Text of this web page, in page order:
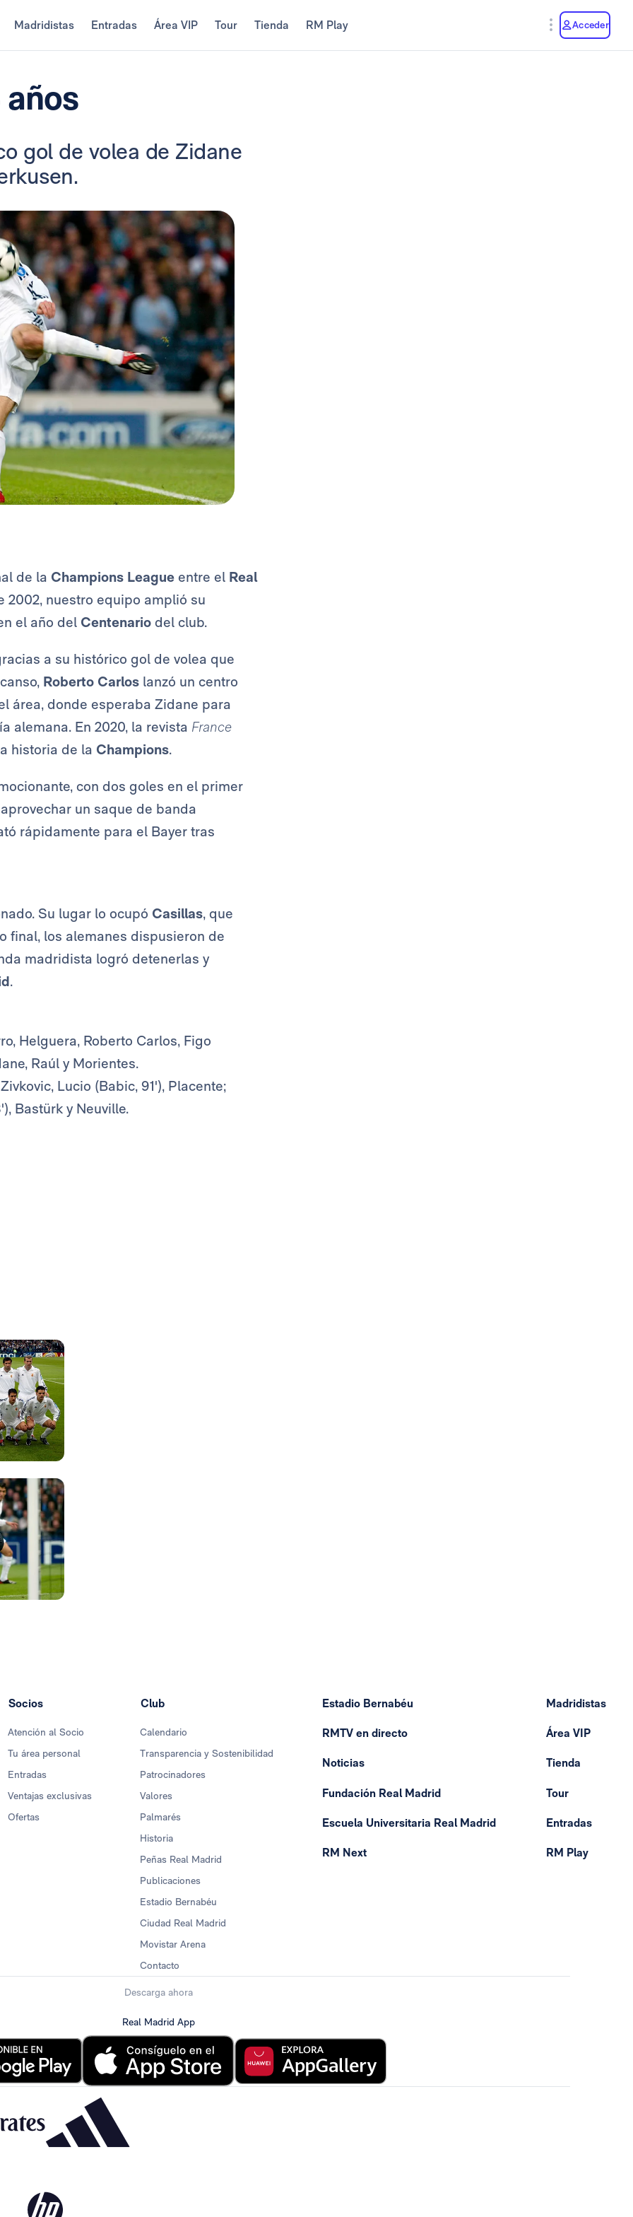
Madridistas Entradas Área VIP Tour Tienda RM Play Acceder
gol de volea de Zidane
de la Champions League entre el Real
2002, nuestro equipo amplió su
el año del Centenario del club.
a su histórico gol de volea que
Roberto Carlos lanzó un centro
área, donde esperaba Zidane para
alemana. En 2020, la revista France
historia de la Champions.
con dos goles en el primer
un saque de banda
rápidamente para el Bayer tras
Su lugar lo ocupó Casillas, que
final, los alemanes dispusieron de
madridista logró detenerlas y
.
Helguera, Roberto Carlos, Figo
Raúl y Morientes.
Lucio (Babic, 91'), Placente;
Bastürk y Neuville.
Socios
Atención al Socio
Tu área personal
Entradas
Ventajas exclusivas
Ofertas
Club
Calendario
Transparencia y Sostenibilidad
Patrocinadores
Valores
Palmarés
Historia
Peñas Real Madrid
Publicaciones
Estadio Bernabéu
Ciudad Real Madrid
Movistar Arena
Contacto
Estadio Bernabéu
RMTV en directo
Noticias
Fundación Real Madrid
Escuela Universitaria Real Madrid
RM Next
Madridistas
Área VIP
Tienda
Tour
Entradas
RM Play
Descarga ahora
Real Madrid App